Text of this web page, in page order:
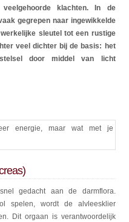
klachten. In de
gegrepen naar ingewikkelde
sleutel tot een rustige
veel dichter bij de basis: het
door middel van licht
gedacht aan de darmflora.
spelen, wordt de alvleesklier
Dit orgaan is verantwoordelijk